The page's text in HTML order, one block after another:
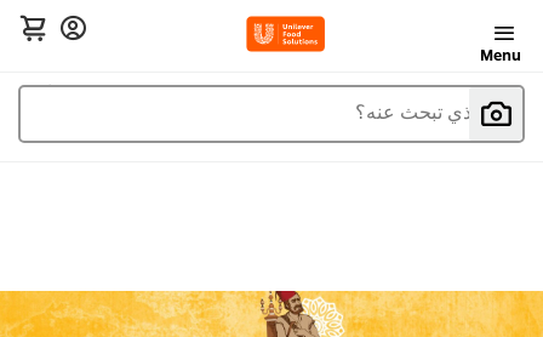
Menu
ما الذي تبحث عنه؟